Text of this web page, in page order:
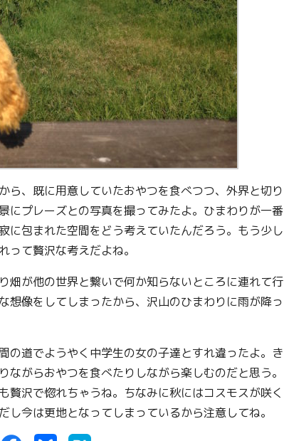
ら、既に用意していたおやつを食べつつ、外界と切り
にプレーズとの写真を撮ってみたよ。ひまわりが一番
に包まれた空間をどう考えていたんだろう。もう少し
って贅沢な考えだよね。
畑が他の世界と繋いで何か知らないところに連れて行
想像をしてしまったから、沢山のひまわりに雨が降っ
の道でようやく中学生の女の子達とすれ違ったよ。き
がらおやつを食べたりしながら楽しむのだと思う。
贅沢で惚れちゃうね。ちなみに秋にはコスモスが咲く
今は更地となってしまっているから注意してね。